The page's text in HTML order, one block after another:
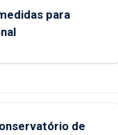
para
de